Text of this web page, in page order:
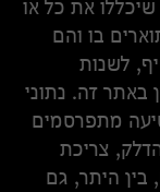
את כל או
בו והם
לשנות
באתר זה. נתוני
מתפרסמים
צריכת
בין היתר, גם